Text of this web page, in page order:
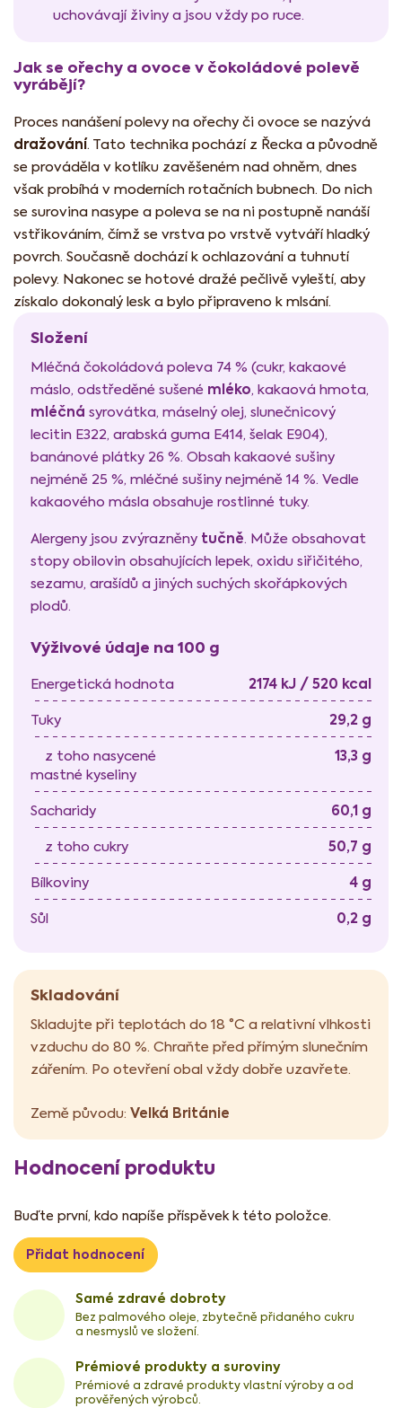
Samé zdravé dobroty
Bez palmového oleje, zbytečně přidaného cukru
a nesmyslů ve složení.
Prémiové produkty a suroviny
Prémiové a zdravé produkty vlastní výroby a od
prověřených výrobců.
uchovávají živiny a jsou vždy po ruce.
Jak se ořechy a ovoce v čokoládové polevě
vyrábějí?
Proces nanášení polevy na ořechy či ovoce se nazývá
dražování. Tato technika pochází z Řecka a původně
se prováděla v kotlíku zavěšeném nad ohněm, dnes
však probíhá v moderních rotačních bubnech. Do nich
se surovina nasype a poleva se na ni postupně nanáší
vstřikováním, čímž se vrstva po vrstvě vytváří hladký
povrch. Současně dochází k ochlazování a tuhnutí
polevy. Nakonec se hotové dražé pečlivě vyleští, aby
získalo dokonalý lesk a bylo připraveno k mlsání.
Složení
Mléčná čokoládová poleva 74 % (cukr, kakaové
máslo, odstředěné sušené mléko, kakaová hmota,
mléčná syrovátka, máselný olej, slunečnicový
lecitin E322, arabská guma E414, šelak E904),
banánové plátky 26 %. Obsah kakaové sušiny
nejméně 25 %, mléčné sušiny nejméně 14 %. Vedle
kakaového másla obsahuje rostlinné tuky.
Alergeny jsou zvýrazněny tučně. Může obsahovat
stopy obilovin obsahujících lepek, oxidu siřičitého,
sezamu, arašídů a jiných suchých skořápkových
plodů.
Výživové údaje na 100 g
Energetická hodnota 2174 kJ / 520 kcal
Tuky 29,2 g
z toho nasycené
mastné kyseliny
13,3 g
Sacharidy 60,1 g
z toho cukry 50,7 g
Bílkoviny 4 g
Sůl 0,2 g
Skladování
Skladujte při teplotách do 18 °C a relativní vlhkosti
vzduchu do 80 %. Chraňte před přímým slunečním
zářením. Po otevření obal vždy dobře uzavřete.
Země původu: Velká Británie
Hodnocení produktu
Buďte první, kdo napíše příspěvek k této položce.
Přidat hodnocení